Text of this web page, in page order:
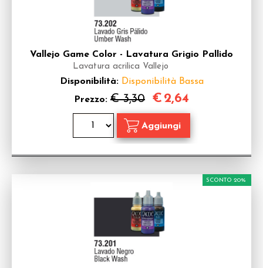
Vallejo Game Color - Lavatura Grigio Pallido
Lavatura acrilica Vallejo
Disponibilità: Disponibilità Bassa
Prezzo: € 3,30 € 2,64
SCONTO 20%